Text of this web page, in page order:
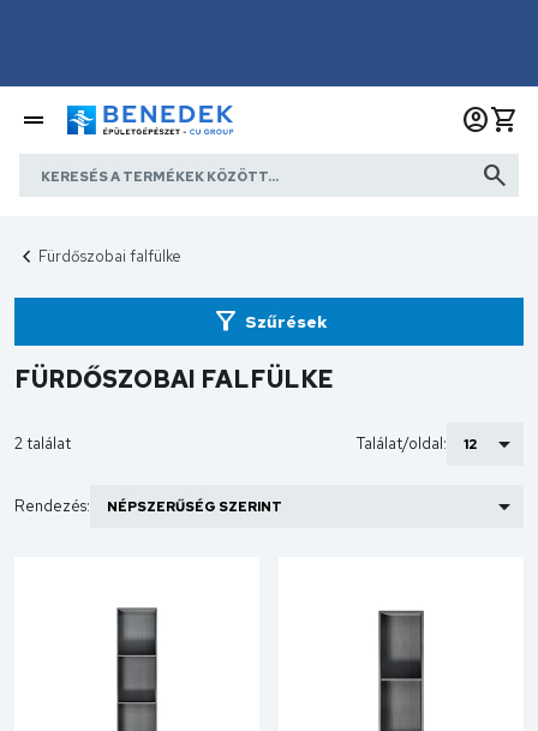
Fürdőszobai falfülke
FÜRDŐSZOBAI FALFÜLKE
2 találat Találat/oldal:
Rendezés:
Szűrések